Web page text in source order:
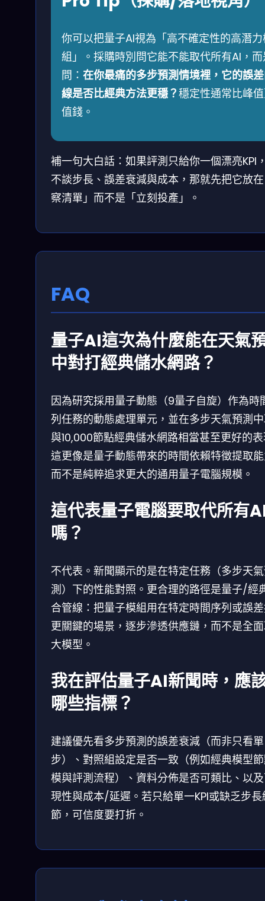
你可以把量子AI視為「高不確定性的高潛
組」。採購時別問它能不能取代所有AI，
問： 在你最痛的多步預測情境裡，它的誤
線是否比經典方法更穩？穩定性通常比峰
值錢。
補一句大白話：如果評測只給你一個漂亮KPI
不談步長、誤差衰減與成本，那就先把它放
察清單」而不是「立刻投產」。
FAQ
量子AI這次為什麼能在天氣
中對打經典儲水網路？
因為研究採用量子動態（9量子自旋）作為時
列任務的動態處理單元，並在多步天氣預測
與10,000節點經典儲水網路相當甚至更好的
這更像是量子動態帶來的時間依賴特徵提取
而不是純粹追求更大的通用量子電腦規模。
這代表量子電腦要取代所有
嗎？
不代表。新聞顯示的是在特定任務（多步天
測）下的性能對照。更合理的路徑是量子/經
合管線：把量子模組用在特定時間序列或誤
更關鍵的場景，逐步滲透供應鏈，而不是全
大模型。
我在評估量子AI新聞時，應
哪些指標？
建議優先看多步預測的誤差衰減（而非只看單
步）、對照組設定是否一致（例如經典模型
模與評測流程）、資料分佈是否可類比、以
現性與成本/延遲。若只給單一KPI或缺乏步長
節，可信度要打折。